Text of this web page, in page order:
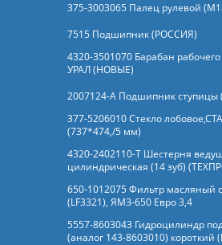
375-3003065 Палец рулевой
7515 Подшипник (РОССИЯ)
4320-3501070 Барабан
УРАЛ (НОВЫЕ)
2007124-А Подшипник
377-5206010 Стекло
(737*474,/5 мм)
4320-2402110-Т Шестерня
цилиндрическая (14 зуб)
650-1012075 Фильтр масляный
(LF3321), ЯМЗ-650 Евро 3,4
5557-8603043 Гидроцилиндр
(аналог 143-8603010)